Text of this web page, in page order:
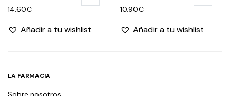
14.60€
Añadir a tu wishlist
10.90€
Añadir a tu wishlist
LA FARMACIA